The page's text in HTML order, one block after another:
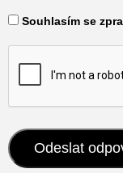
Souhlasím se